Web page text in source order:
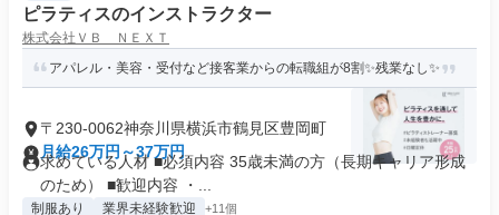
ピラティスのインストラクター
株式会社ＶＢ ＮＥＸＴ
アパレル・美容・受付など接客業からの転職組が8割✨残業なし✨
〒230-0062神奈川県横浜市鶴見区豊岡町
月給26万円～37万円
求めている人材 ■必須内容 35歳未満の方（長期キャリア形成
のため） ■歓迎内容 ・...
制服あり 業界未経験歓迎 +11個